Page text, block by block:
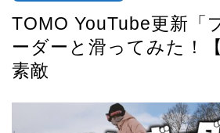
TOMO YouTube更新「
ーダーと滑ってみた！
素敵